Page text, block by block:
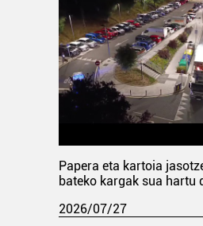
Papera eta kartoia
bateko kargak sua hartu
2026/07/27